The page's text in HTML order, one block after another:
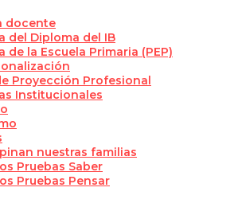
docente
del Diploma del IB
de la Escuela Primaria (PEP)
Proyección Profesional
Institucionales
nuestras familias
Pruebas Saber
Pruebas Pensar